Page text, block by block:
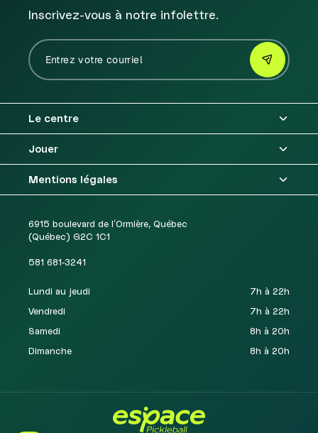
Inscrivez-vous à notre infolettre.
Le centre
Jouer
Mentions légales
6915 boulevard de l'Ormière, Québec
(Québec) G2C 1C1
581 681-3241
Lundi au jeudi
7h à 22h
Vendredi
7h à 22h
Samedi
8h à 20h
Dimanche
8h à 20h